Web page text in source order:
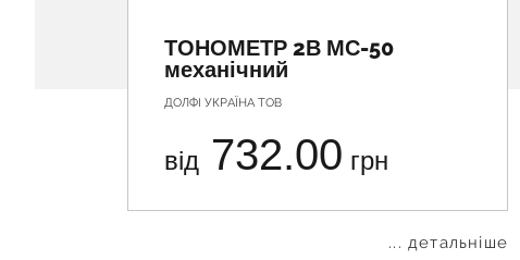
ТОНОМЕТР 2В МС-50
механічний
ДОЛФІ УКРАЇНА ТОВ
від 732.00 грн
... детальніше